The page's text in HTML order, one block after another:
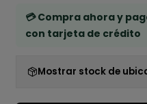
💳 Compra ahora y
con tarjeta de crédito
Mostrar stock de